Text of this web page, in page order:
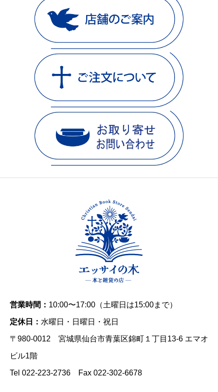
営業時間： 10:00〜17:00（土曜日は15:00まで）
定休日： 水曜日・日曜日・祝日
〒980-0012 宮城県仙台市青葉区錦町１丁目13-6 エマオ
ビル1階
Tel 022-223-2736 Fax 022-302-6678